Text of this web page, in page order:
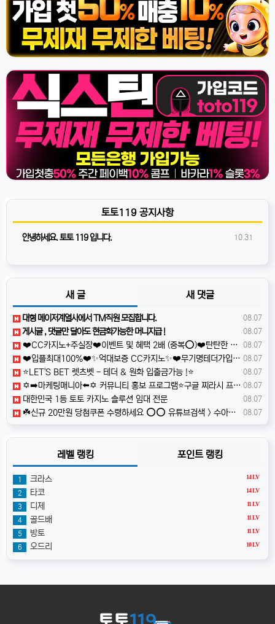
토토119 공지사항
10.31
안녕하세요. 토토 119 입니다.
새 글 새 댓글
08.07
️️대형 메이저계열사에서 TM직원 모집합니다.
08.07
️️게시글 , 댓글만 달아도 현금화가능한 머니지급 !
08.07
❤️CC️카지노+주실장❤️이벤트 및 혜택 2배 (중복⭕️)❤️탄탄한 자본, 무사고 ✅빠른충환✅
08.07
❤️️입플최대100%❤️✨억대보증 CC카지노✨❤️무기명테더가입O❤️블랙가입O❤️승인전화X❤️
08.07
⭐️LET'S BET 렛츠벳 - 테더 & 원화 입출금가능 !⭐️
08.07
✡️➡️마케팅매니아⬅️✡️ 커뮤니티 홍보 프로그램⭐️구글 찌라시 프로그램⭐️카톡 텔레 미니게임 오토픽⭐️마케팅프로그램✡️ qcy1
08.07
️대한민국️ 1등 토토 카지노 솔루션 임대 전문
08.07
☘️️신규 20만원 당첨쿠폰 수령하세요 ⭕️⭕️ 유튜브검색 > 수아영상방☘️
레벨 랭킹 포인트 랭킹
14 LV
1 크라스
14 LV
2 타코
11 LV
3 디제
11 LV
4 골드배
11 LV
5 방토
10 LV
6 오드리